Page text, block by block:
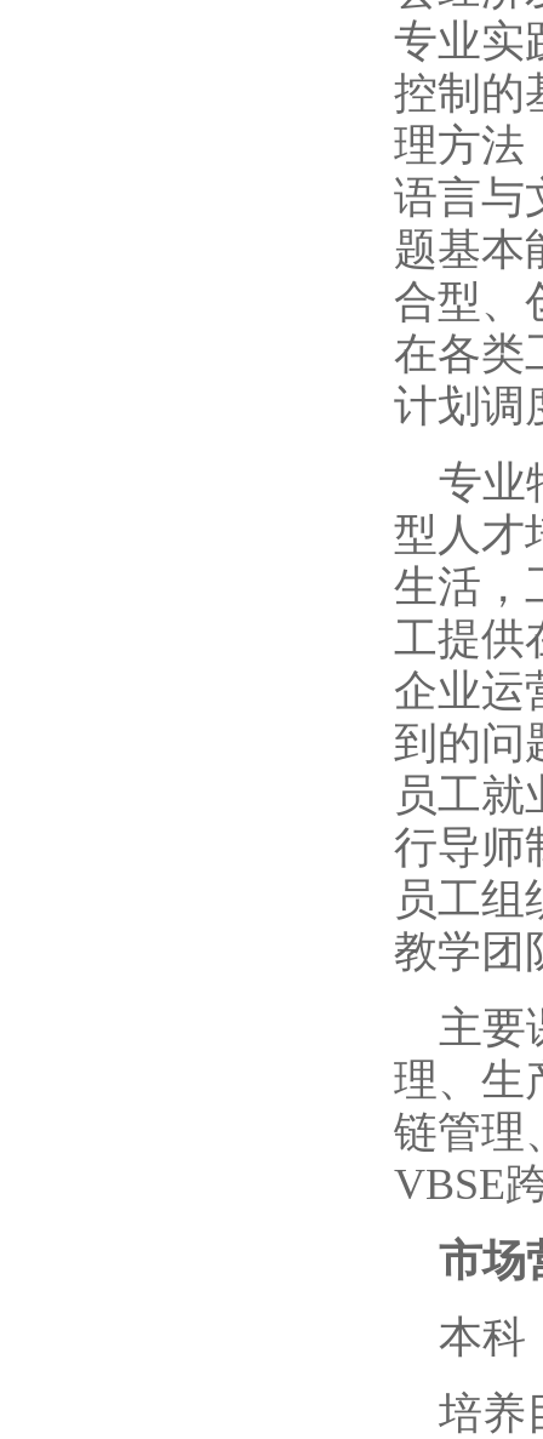
专业实
控制的
理方法
语言与
题基本
合型、
在各类
计划调
专业
型人才
生活，
工提供
企业运
到的问
员工
行导师
员工
教学团
主要
理、生
链管理
VBSE
市场
本科
培养